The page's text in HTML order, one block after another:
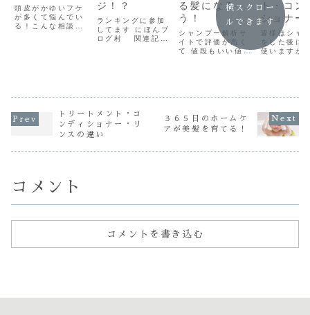
頭皮がかゆいフケ
が多くて悩んでい
る！こんな相談
もそもフケとは？
古くなった角質が
剥がれたものでい
わいる「垢」...
ジ！？
ランキングに参加
してます にほんブ
ログ村 関連記事
ヘアケア するんで
すから~！ ３６５
日のホームケアが
美髪を育てる...
る髪になろ
う！
シャンプー解析サ
イトで評価が高く
て 値段もいい値段
る パーマやカラー
にトリートメント
もしてる 毎日 ド
ライヤー使ってブ
なの...
ト・コン
ショナー
ンスの違
皆様はシャ
をした後に
使いますか
なに種類が
人も多いハ
ね！ 例えば
ディショナ
メント使っ
横スクロー
ルできます
トリートメント・コ
ンディショナー・リ
ンスの違い
３６５日のホームケ
アが美髪を育てる！
コメント
コメントを書き込む